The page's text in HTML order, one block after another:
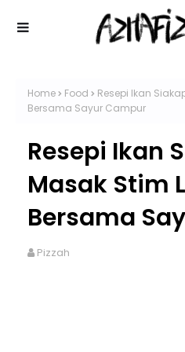
Home Food
Resepi Ikan
Bersama Sayur Campur
Resepi Ikan
Masak Stim
Bersama
Pizzah